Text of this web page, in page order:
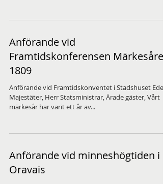
Anförande vid
Framtidskonferensen Märkesåret
1809
Anförande vid Framtidskonventet i Stadshuset
Majestäter, Herr Statsministrar, Ärade gäster, Vårt
märkesår har varit ett år av...
Anförande vid minneshögtiden i
Oravais